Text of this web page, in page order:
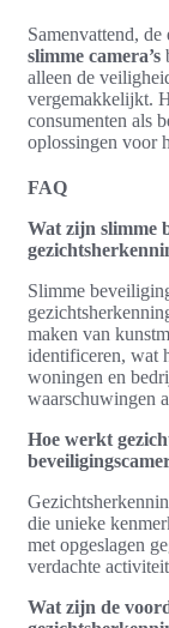
Samenvattend,
slimme camera’s
alleen de
vergemakkelijkt.
consumenten als
oplossingen voor
FAQ
Wat zijn slimme
Slimme
maken van
identificeren, wat
woningen en
waarschuwingen
Hoe werkt
die unieke
met opgeslagen
verdachte
Wat zijn de